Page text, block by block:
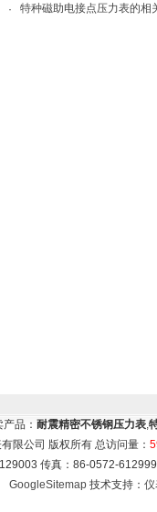
·
特种磁助电接点压力表的相
品： 耐震精密不锈钢压力表,
限公司 版权所有 总访问量：
传真：86-0572-
GoogleSitemap技术支持： 仪